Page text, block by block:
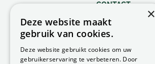
CONTACT
Peacock Garden Supports
Industrieweg 22
Nederland
×
Deze website maakt
gebruik van cookies.
Deze website gebruikt cookies om uw
gebruikerservaring te verbeteren. Door